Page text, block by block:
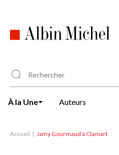
principal
À la Une Auteurs
Accueil Jamy Gourmaud à Clamart